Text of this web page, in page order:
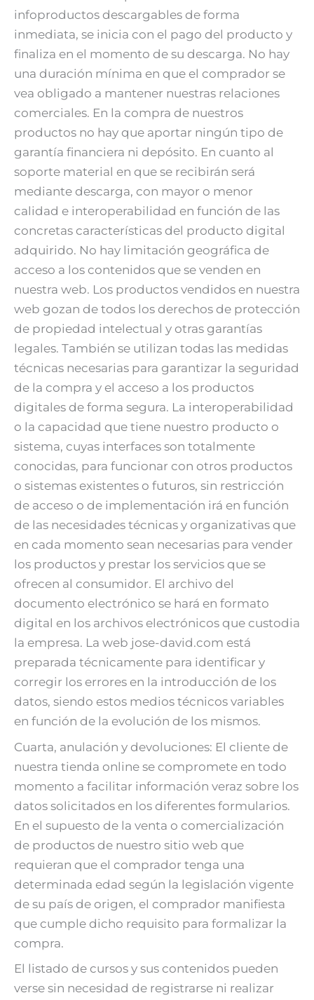
infoproductos descargables de forma
inmediata, se inicia con el pago del producto y
finaliza en el momento de su descarga. No hay
una duración mínima en que el comprador se
vea obligado a mantener nuestras relaciones
comerciales. En la compra de nuestros
productos no hay que aportar ningún tipo de
garantía financiera ni depósito. En cuanto al
soporte material en que se recibirán será
mediante descarga, con mayor o menor
calidad e interoperabilidad en función de las
concretas características del producto digital
adquirido. No hay limitación geográfica de
acceso a los contenidos que se venden en
nuestra web. Los productos vendidos en nuestra
web gozan de todos los derechos de protección
de propiedad intelectual y otras garantías
legales. También se utilizan todas las medidas
técnicas necesarias para garantizar la seguridad
de la compra y el acceso a los productos
digitales de forma segura. La interoperabilidad
o la capacidad que tiene nuestro producto o
sistema, cuyas interfaces son totalmente
conocidas, para funcionar con otros productos
o sistemas existentes o futuros, sin restricción
de acceso o de implementación irá en función
de las necesidades técnicas y organizativas que
en cada momento sean necesarias para vender
los productos y prestar los servicios que se
ofrecen al consumidor. El archivo del
documento electrónico se hará en formato
digital en los archivos electrónicos que custodia
la empresa. La web jose-david.com está
preparada técnicamente para identificar y
corregir los errores en la introducción de los
datos, siendo estos medios técnicos variables
en función de la evolución de los mismos.
Cuarta, anulación y devoluciones: El cliente de
nuestra tienda online se compromete en todo
momento a facilitar información veraz sobre los
datos solicitados en los diferentes formularios.
En el supuesto de la venta o comercialización
de productos de nuestro sitio web que
requieran que el comprador tenga una
determinada edad según la legislación vigente
de su país de origen, el comprador manifiesta
que cumple dicho requisito para formalizar la
compra.
El listado de cursos y sus contenidos pueden
verse sin necesidad de registrarse ni realizar